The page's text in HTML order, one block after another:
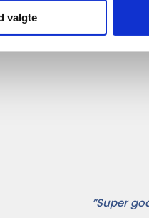
valgte
”Super